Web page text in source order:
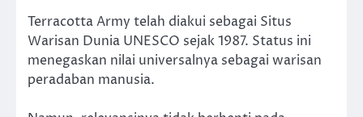
Terracotta Army telah diakui sebagai Situs
Warisan Dunia UNESCO sejak 1987. Status ini
menegaskan nilai universalnya sebagai warisan
peradaban manusia.